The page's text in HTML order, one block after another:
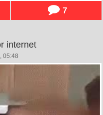
7
internet
05:48